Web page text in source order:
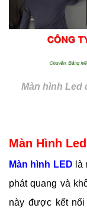
Màn hình Led
Màn Hình
Màn hình LED là
phát quang và
này được kết